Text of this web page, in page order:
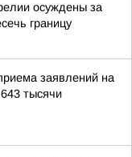
осуждены за
границу
заявлений на
тысячи